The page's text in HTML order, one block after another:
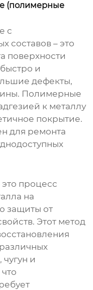
(полимерные
с
составов – это
поверхности
и
дефекты,
Полимерные
к металлу
покрытие.
для ремонта
процесс
на
защиты от
Этот метод
чугун и